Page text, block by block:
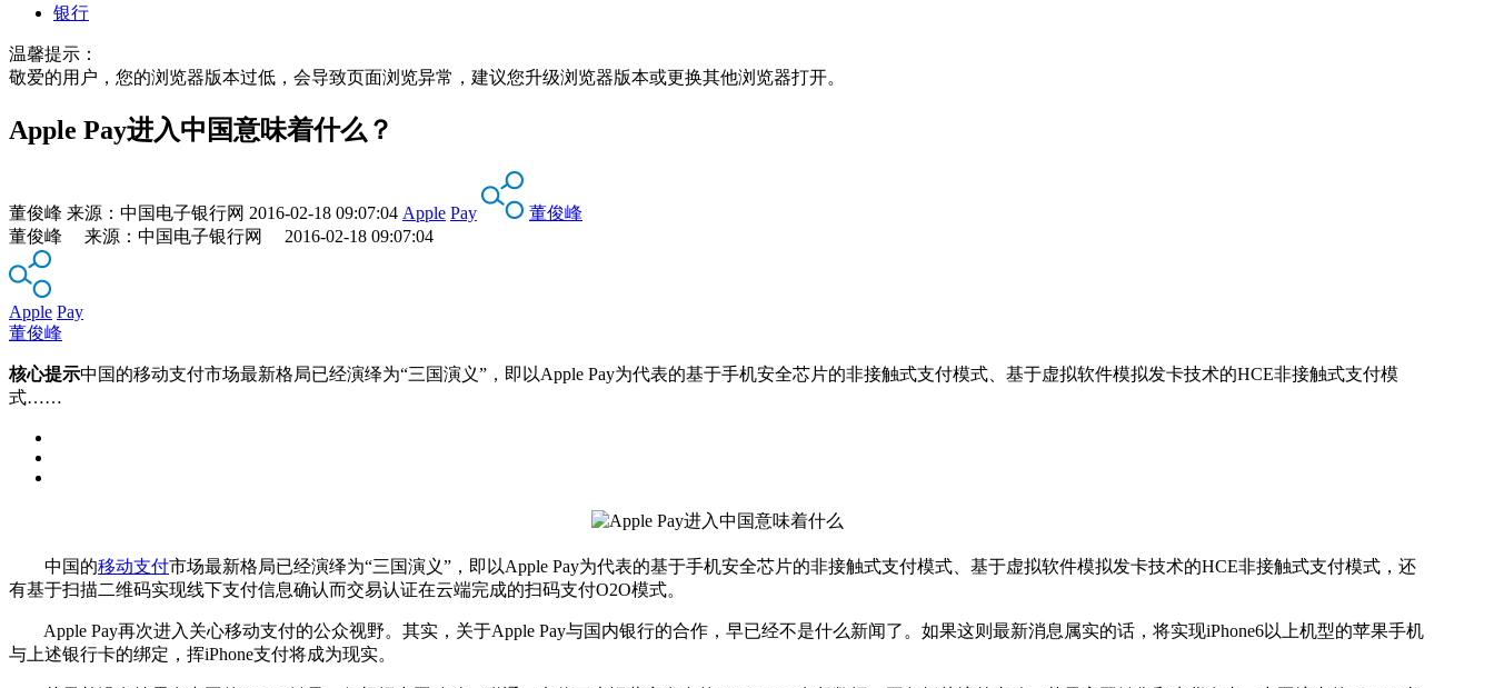
银行
温馨提示：
敬爱的用户，您的浏览器版本过低，会导致页面浏览异常，建议您升级浏览器版本或更换其他浏览器打开。
Apple Pay进入中国意味着什么？
董俊峰 来源： 中国电子银行网 2016-02-18 09:07:04 Apple Pay
董俊峰
董俊峰 来源：中国电子银行网 2016-02-18 09:07:04
Apple Pay
董俊峰
核心提示中国的移动支付市场最新格局已经演绎为“三国演义”，即以Apple Pay为代表的基于手机安全芯片的非接触式支付模式、基于虚拟软件模拟发卡技术的HCE非接触式支付模
式……
中国的移动支付市场最新格局已经演绎为“三国演义”，即以Apple Pay为代表的基于手机安全芯片的非接触式支付模式、基于虚拟软件模拟发卡技术的HCE非接触式支付模式，还
有基于扫描二维码实现线下支付信息确认而交易认证在云端完成的扫码支付O2O模式。
Apple Pay再次进入关心移动支付的公众视野。其实，关于Apple Pay与国内银行的合作，早已经不是什么新闻了。如果这则最新消息属实的话，将实现iPhone6以上机型的苹果手机
与上述银行卡的绑定，挥iPhone支付将成为现实。